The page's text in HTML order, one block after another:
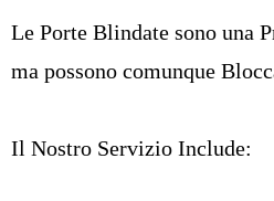
Le Porte Blindate sono una
ma possono comunque
Il Nostro Servizio Include: